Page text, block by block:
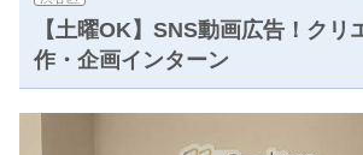
【土曜OK】SNS動画広告！クリ
作・企画インターン